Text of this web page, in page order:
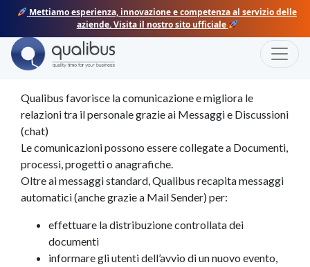
Skip
content
Mettiamo esperienza, innovazione e competenza al servizio delle
aziende. Visita il nostro sito ufficiale
Torna alle Features
Comunicazioni
Qualibus favorisce la comunicazione e migliora le
relazioni tra il personale grazie ai Messaggi e Discussioni
(chat)
Le comunicazioni possono essere collegate a Documenti,
processi, progetti o anagrafiche.
Oltre ai messaggi standard, Qualibus recapita messaggi
automatici (anche grazie a Mail Sender) per:
effettuare la distribuzione controllata dei
documenti
informare gli utenti dell’avvio di un nuovo evento,